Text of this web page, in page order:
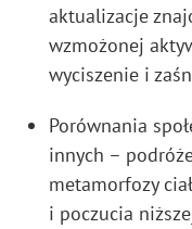
aktualizacje
wzmożonej
wyciszenie i
Porównania
innych –
metamorfozy
i poczucia